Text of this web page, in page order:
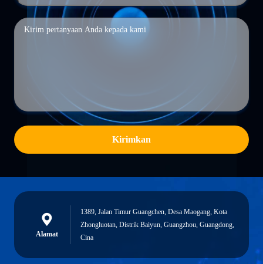
Kirimkan
Alamat
1389, Jalan Timur Guangchen, Desa Maogang, Kota
Zhongluotan, Distrik Baiyun, Guangzhou, Guangdong,
Cina